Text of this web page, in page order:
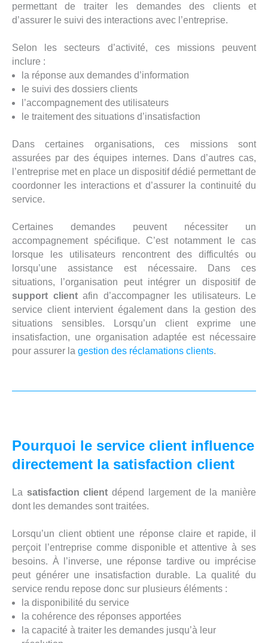
permettant de traiter les demandes des clients et
d’assurer le suivi des interactions avec l’entreprise.
Selon les secteurs d’activité, ces missions peuvent
inclure :
la réponse aux demandes d’information
le suivi des dossiers clients
l’accompagnement des utilisateurs
le traitement des situations d’insatisfaction
Dans certaines organisations, ces missions sont
assurées par des équipes internes. Dans d’autres cas,
l’entreprise met en place un dispositif dédié permettant de
coordonner les interactions et d’assurer la continuité du
service.
Certaines demandes peuvent nécessiter un
accompagnement spécifique. C’est notamment le cas
lorsque les utilisateurs rencontrent des difficultés ou
lorsqu’une assistance est nécessaire. Dans ces
situations, l’organisation peut intégrer un dispositif de
support clientafin d’accompagner les utilisateurs. Le
service client intervient également dans la gestion des
situations sensibles. Lorsqu’un client exprime une
insatisfaction, une organisation adaptée est nécessaire
pour assurer la gestion des réclamations clients.
Pourquoi le service client influence
directement la satisfaction client
La satisfaction client dépend largement de la manière
dont les demandes sont traitées.
Lorsqu’un client obtient une réponse claire et rapide, il
perçoit l’entreprise comme disponible et attentive à ses
besoins. À l’inverse, une réponse tardive ou imprécise
peut générer une insatisfaction durable. La qualité du
service rendu repose donc sur plusieurs éléments :
la disponibilité du service
la cohérence des réponses apportées
la capacité à traiter les demandes jusqu’à leur